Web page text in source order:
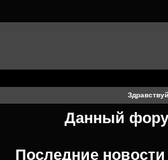
Данный
Последние